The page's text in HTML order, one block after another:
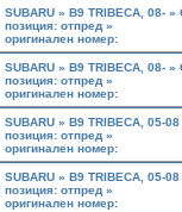
SUBARU » B9 TRIBECA, 08-
позиция: отпред »
оригинален номер:
SUBARU » B9 TRIBECA, 08-
позиция: отпред »
оригинален номер:
SUBARU » B9 TRIBECA, 05-
позиция: отпред »
оригинален номер:
SUBARU » B9 TRIBECA, 05-
позиция: отпред »
оригинален номер: